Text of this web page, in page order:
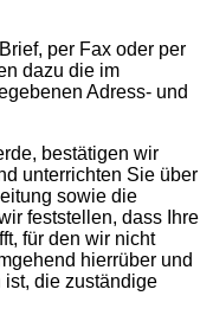
per Fax oder per
dazu die im
Adress- und
bestätigen wir
unterrichten Sie über
sowie die
feststellen, dass Ihre
für den wir nicht
hierrüber und
die zuständige